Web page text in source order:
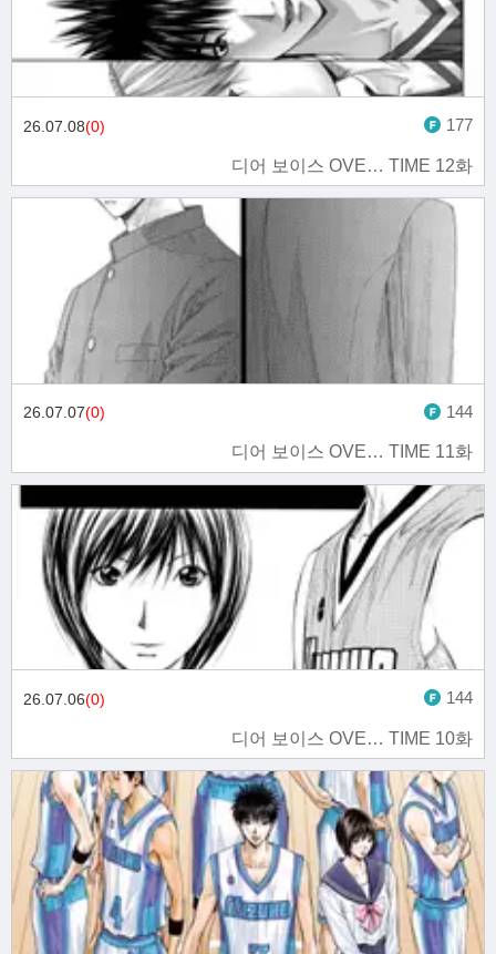
디어 보이스 OVE… TIME 12화
26.07.08(0) 177
디어 보이스 OVE… TIME 11화
26.07.07(0) 144
디어 보이스 OVE… TIME 10화
26.07.06(0) 144